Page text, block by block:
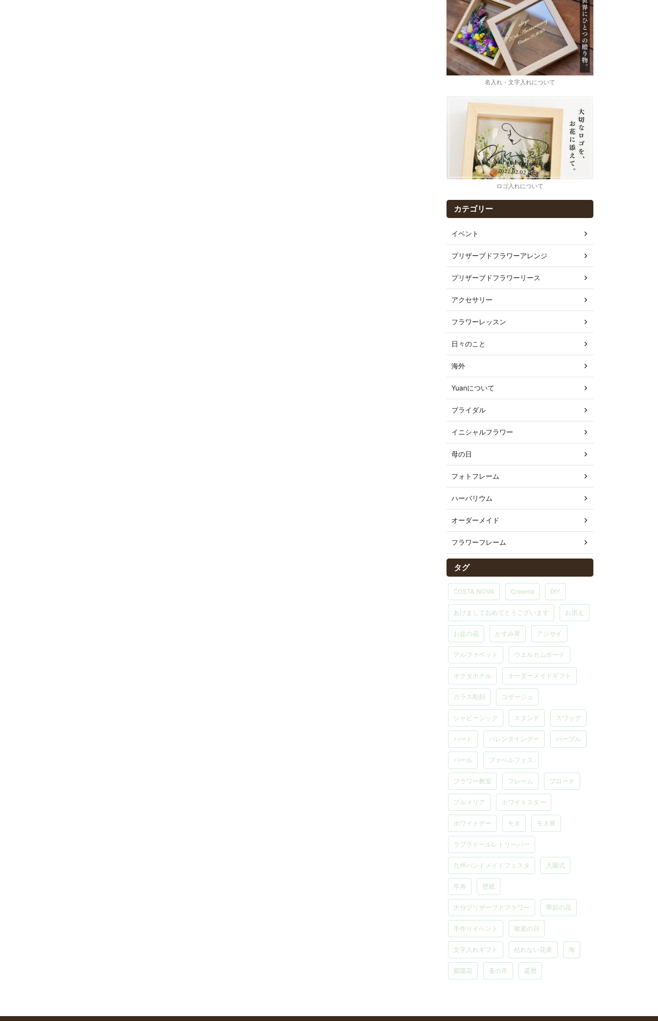
名入れ・文字入れについて
ロゴ入れについて
カテゴリー
イベント
プリザーブドフラワーアレンジ
プリザーブドフラワーリース
アクセサリー
フラワーレッスン
日々のこと
海外
Yuanについて
ブライダル
イニシャルフラワー
母の日
フォトフレーム
ハーバリウム
オーダーメイド
フラワーフレーム
タグ
COSTA NOVA Creema DIY
あけましておめでとうございます お供え
お盆の花 かすみ草 アジサイ
アルファベット ウエルカムボード
オクタホテル オーダーメイドギフト
ガラス彫刻 コサージュ
シャビーシック スタンド スワッグ
ハート バレンタインデー パープル
パール ファベルフェス
フラワー教室 フレーム ブローチ
プルメリア ホワイトスター
ホワイトデー モネ モネ展
ラブラドールレトリーバー
九州ハンドメイドフェスタ 入園式
卒寿 壁紙
大分プリザーブドフラワー 季節の花
手作りイベント 敬老の日
文字入れギフト 枯れない花束 海
紫陽花 蚤の市 還暦